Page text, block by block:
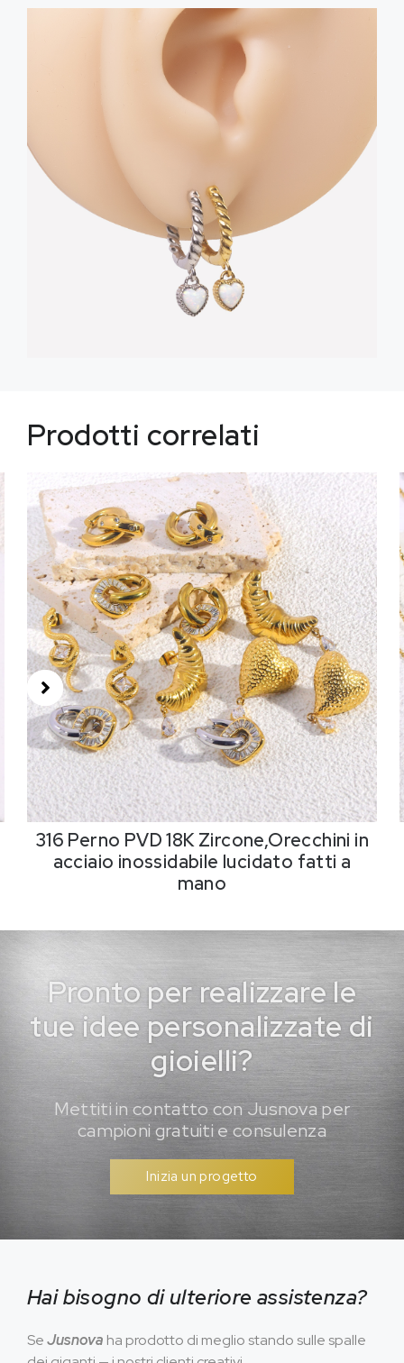
Prodotti correlati
316 Perno PVD 18K Zircone,Orecchini in
acciaio inossidabile lucidato fatti a
mano
Pronto per realizzare le
tue idee personalizzate di
gioielli?
Mettiti in contatto con Jusnova per
campioni gratuiti e consulenza
Inizia un progetto
Hai bisogno di ulteriore assistenza?
SeJusnova ha prodotto di meglio stando sulle spalle